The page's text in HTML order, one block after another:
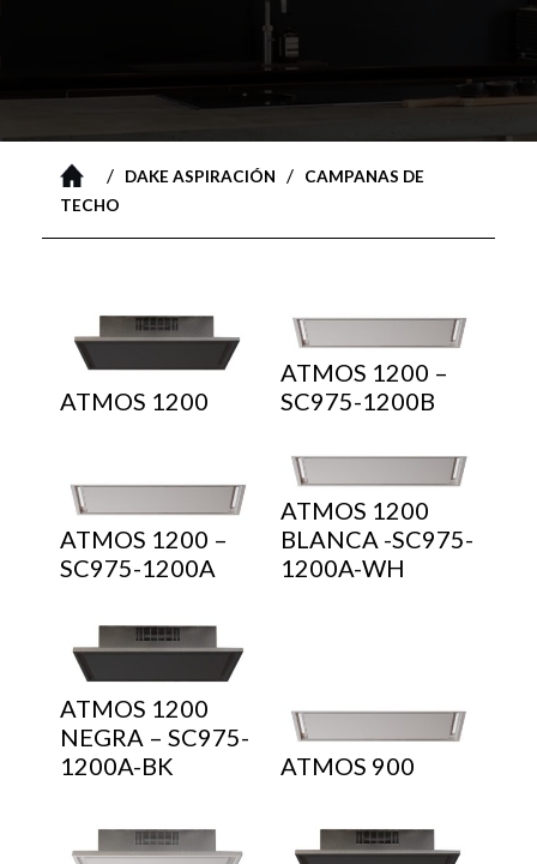
/ DAKE ASPIRACIÓN /
CAMPANAS DE
TECHO
ATMOS 1200
ATMOS 1200 –
SC975-1200B
ATMOS 1200 –
SC975-1200A
ATMOS 1200
BLANCA -SC975-
1200A-WH
ATMOS 1200
NEGRA – SC975-
1200A-BK
ATMOS 900